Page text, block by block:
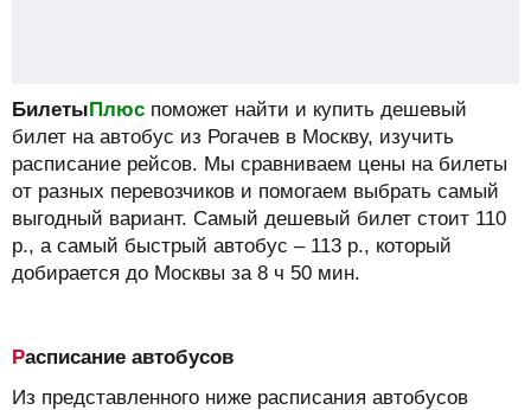
БилетыПлюс поможет найти и купить дешевый
билет на автобус из Рогачев в Москву, изучить
расписание рейсов. Мы сравниваем цены на билеты
от разных перевозчиков и помогаем выбрать самый
выгодный вариант. Самый дешевый билет стоит 110
р., а самый быстрый автобус – 113 р., который
добирается до Москвы за 8 ч 50 мин.
Расписание автобусов
Из представленного ниже расписания автобусов